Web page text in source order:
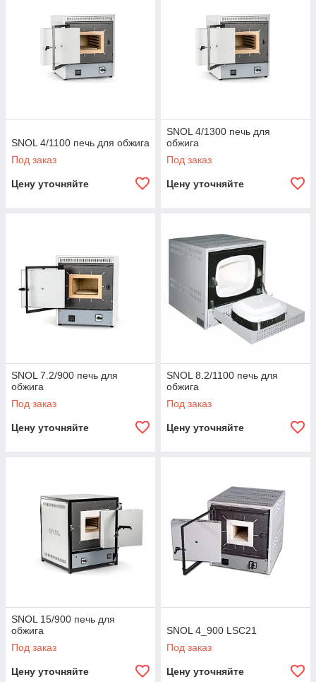
SNOL 4/1100 печь для обжига
Под заказ
Цену уточняйте
SNOL 4/1300 печь для
обжига
Под заказ
Цену уточняйте
SNOL 7.2/900 печь для
обжига
Под заказ
Цену уточняйте
SNOL 8.2/1100 печь для
обжига
Под заказ
Цену уточняйте
SNOL 15/900 печь для
обжига
Под заказ
Цену уточняйте
SNOL 4_900 LSC21
Под заказ
Цену уточняйте